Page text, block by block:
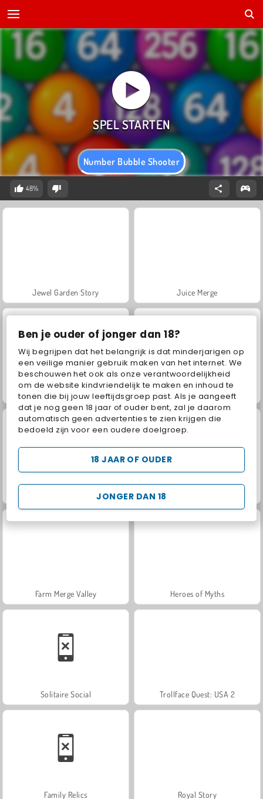
Ben je ouder of jonger dan 18?
Wij begrijpen dat het belangrijk is dat minderjarigen op
een veilige manier gebruik maken van het internet. We
beschouwen het ook als onze verantwoordelijkheid
om de website kindvriendelijk te maken en inhoud te
tonen die bij jouw leeftijdsgroep past. Als je aangeeft
dat je nog geen 18 jaar of ouder bent, zal je daarom
automatisch geen advertenties te zien krijgen die
bedoeld zijn voor een oudere doelgroep.
JONGER DAN 18
18 JAAR OF OUDER
Number Bubble Shooter
48%
Jewel Garden Story Juice Merge
Grand Mahjong Connect Scala 40
Fashion Princess - Dress Up for Girls Masha and the Bear: Meadows
Farm Merge Valley Heroes of Myths
Solitaire Social Trollface Quest: USA 2
Family Relics Royal Story